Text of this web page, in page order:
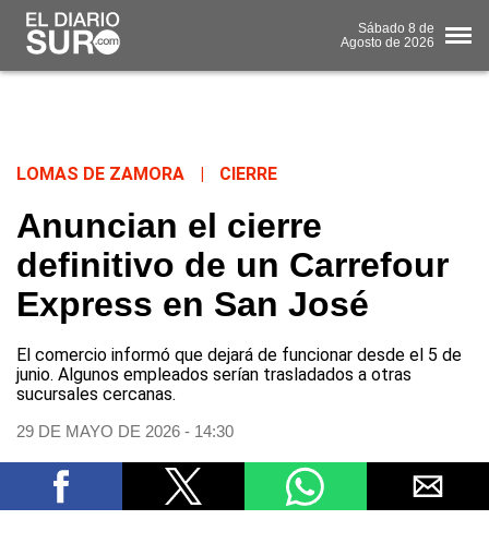
Sábado 8 de
Agosto de 2026
LOMAS DE ZAMORA CIERRE
Anuncian el cierre
definitivo de un Carrefour
Express en San José
El comercio informó que dejará de funcionar desde el 5 de
junio. Algunos empleados serían trasladados a otras
sucursales cercanas.
29 DE MAYO DE 2026 - 14:30